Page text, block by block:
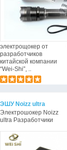
электрощокер от
разработчиков
китайской компании
“Wei-Shi”, ..
ЭШУ Noizz ultra
Электрошокер Noizz
ultra Разработчики